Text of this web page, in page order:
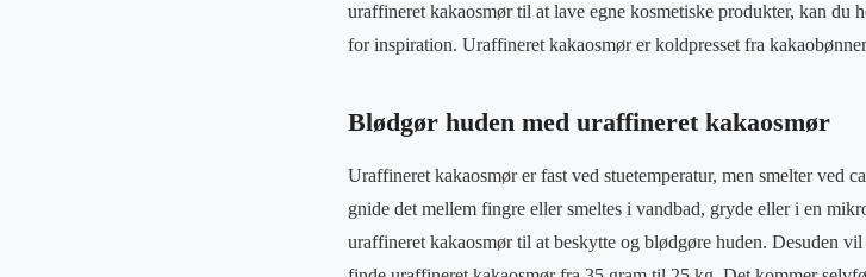
uraffineret kakaosmør til at lave egne kosmetiske produkter, kan du
for inspiration. Uraffineret kakaosmør er koldpresset fra
Blødgør huden med uraffineret kakaosmør
Uraffineret kakaosmør er fast ved stuetemperatur, men smelter ved
gnide det mellem fingre eller smeltes i vandbad, gryde eller i en
uraffineret kakaosmør til at beskytte og blødgøre huden. Desuden